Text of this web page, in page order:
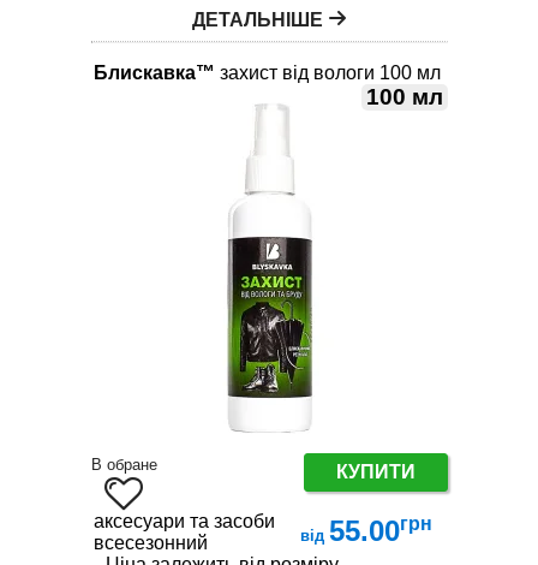
ДЕТАЛЬНІШЕ
Блискавка™ захист від вологи 100 мл
100 мл
В обране КУПИТИ
аксесуари та засоби по догляду за взуттям
всесезонний
від 55.00грн